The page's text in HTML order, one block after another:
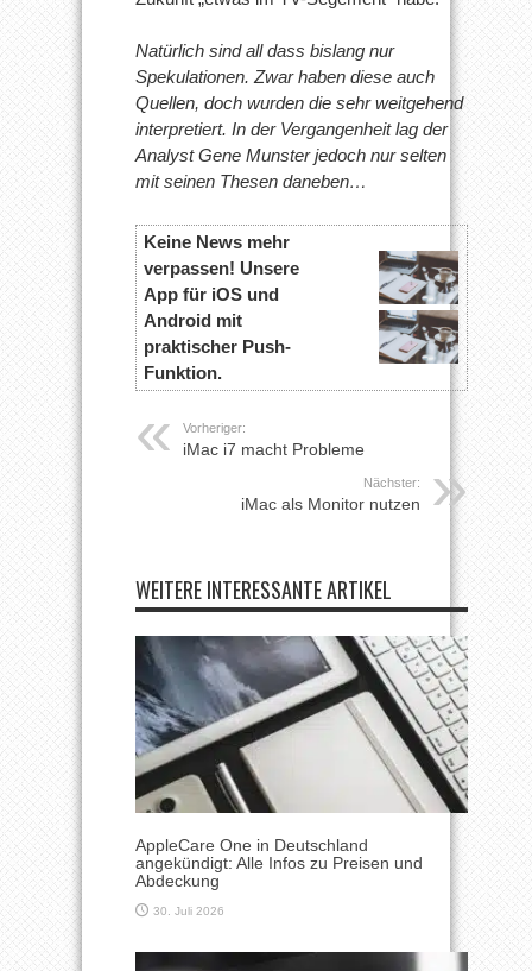
Natürlich sind all dass bislang nur
Spekulationen. Zwar haben diese auch
Quellen, doch wurden die sehr weitgehend
interpretiert. In der Vergangenheit lag der
Analyst Gene Munster jedoch nur selten
mit seinen Thesen daneben…
Keine News mehr
verpassen! Unsere
App für iOS und
Android mit
praktischer Push-
Funktion.
Vorheriger:
iMac i7 macht Probleme
Nächster:
iMac als Monitor nutzen
WEITERE INTERESSANTE ARTIKEL
AppleCare One in Deutschland
angekündigt: Alle Infos zu Preisen und
Abdeckung
30. Juli 2026